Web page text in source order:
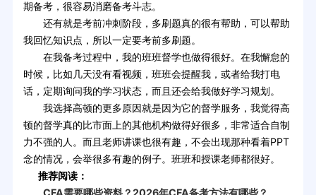
期备考，很容易消磨备考斗志。
还有就是考前冲刺阶段，多刷题真的很有帮助，可以帮助
我回忆知识点，所以一定要考前多刷题。
在我备考过程中，我的班班督学也做得很好。在我懈怠的
时候，比如几天没有看视频，班班会提醒我，或者给我打电
话，定期询问我的学习状态，而且还会给我做好学习规划。
我选择高顿的更多原因就是因为它的督学服务，我觉得高
顿的督学真的比市面上的其他机构做得好很多，非常适合自制
力不强的人。而且老师讲课也很有趣，不会出现那种看着PPT
念的情况，会举很多有趣的例子。班班和授课老师都很好。
推荐阅读：
CFA需要哪些资料？2026年CFA备考方法有哪些？